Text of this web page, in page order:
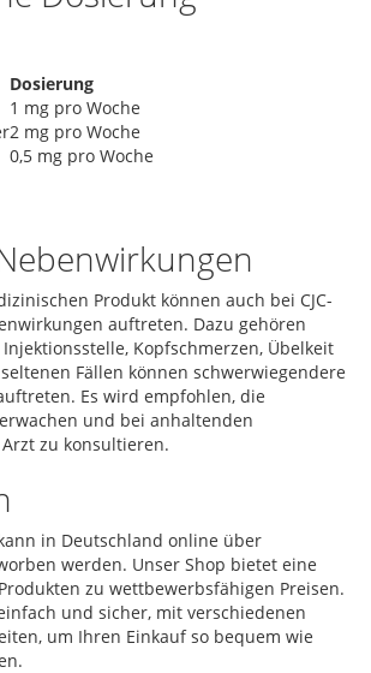
Dosierung
1 mg pro Woche
2 mg pro Woche
0,5 mg pro Woche
Produkt können auch bei CJC-
auftreten. Dazu gehören
Kopfschmerzen, Übelkeit
Fällen können schwerwiegendere
Es wird empfohlen, die
und bei anhaltenden
zu konsultieren.
kann in Deutschland online über
werden. Unser Shop bietet eine
zu wettbewerbsfähigen Preisen.
und sicher, mit verschiedenen
um Ihren Einkauf so bequem wie